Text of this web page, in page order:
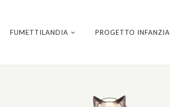
FUMETTILANDIA PROGETTO INFANZIA